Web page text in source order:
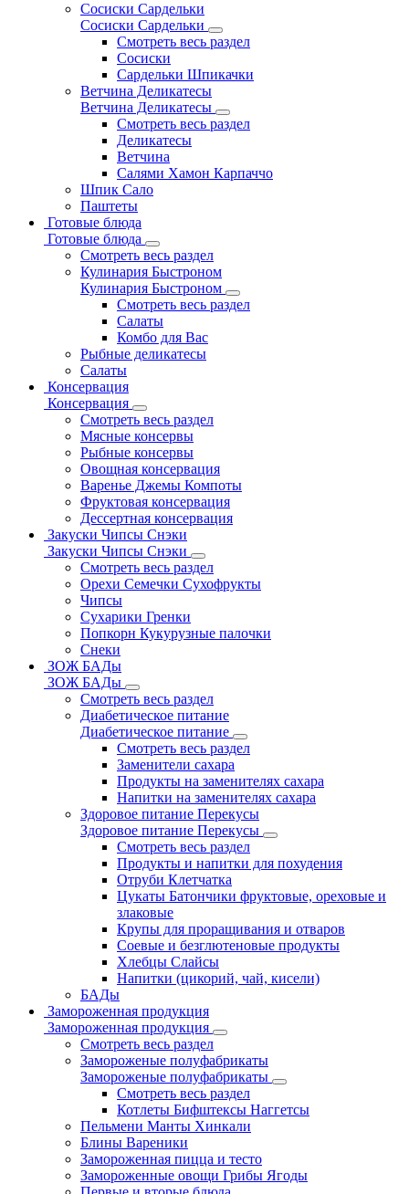
Сосиски Сардельки
Сосиски Сардельки
Смотреть весь раздел
Сосиски
Сардельки Шпикачки
Ветчина Деликатесы
Ветчина Деликатесы
Смотреть весь раздел
Деликатесы
Ветчина
Салями Хамон Карпаччо
Шпик Сало
Паштеты
Готовые блюда
Готовые блюда
Смотреть весь раздел
Кулинария Быстроном
Кулинария Быстроном
Смотреть весь раздел
Салаты
Комбо для Вас
Рыбные деликатесы
Салаты
Консервация
Консервация
Смотреть весь раздел
Мясные консервы
Рыбные консервы
Овощная консервация
Варенье Джемы Компоты
Фруктовая консервация
Дессертная консервация
Закуски Чипсы Снэки
Закуски Чипсы Снэки
Смотреть весь раздел
Орехи Семечки Сухофрукты
Чипсы
Сухарики Гренки
Попкорн Кукурузные палочки
Снеки
ЗОЖ БАДы
ЗОЖ БАДы
Смотреть весь раздел
Диабетическое питание
Диабетическое питание
Смотреть весь раздел
Заменители сахара
Продукты на заменителях сахара
Напитки на заменителях сахара
Здоровое питание Перекусы
Здоровое питание Перекусы
Смотреть весь раздел
Продукты и напитки для похудения
Отруби Клетчатка
Цукаты Батончики фруктовые, ореховые и
злаковые
Крупы для проращивания и отваров
Соевые и безглютеновые продукты
Хлебцы Слайсы
Напитки (цикорий, чай, кисели)
БАДы
Замороженная продукция
Замороженная продукция
Смотреть весь раздел
Замороженые полуфабрикаты
Замороженые полуфабрикаты
Смотреть весь раздел
Котлеты Бифштексы Наггетсы
Пельмени Манты Хинкали
Блины Вареники
Замороженная пицца и тесто
Замороженные овощи Грибы Ягоды